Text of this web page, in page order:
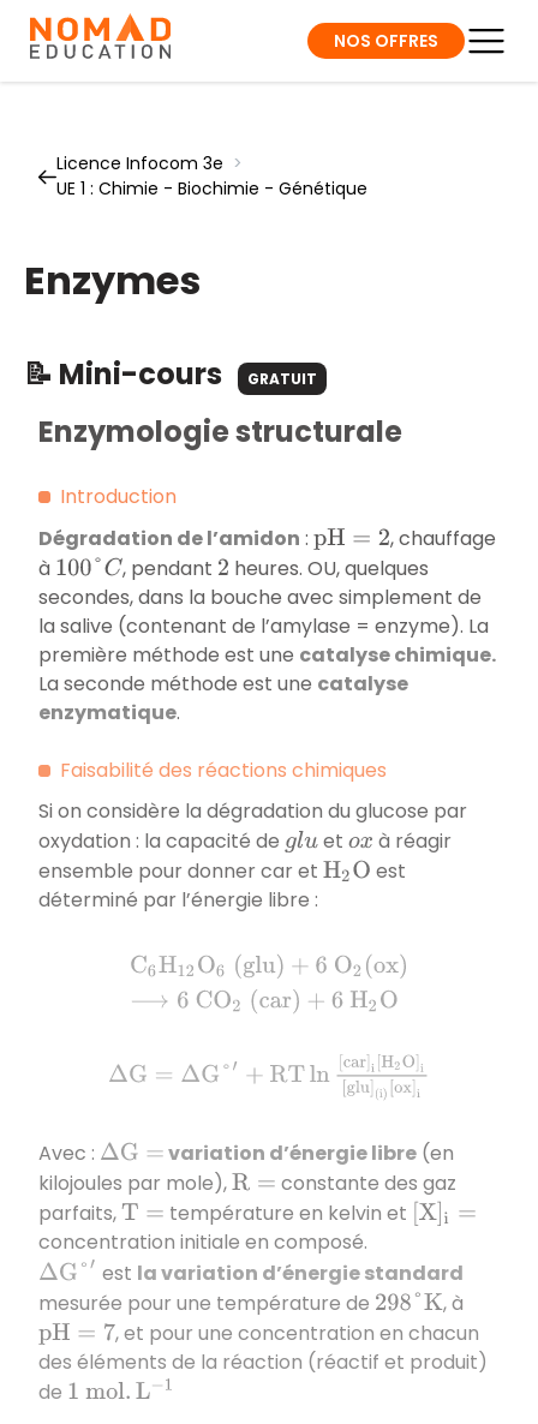
NOS OFFRES
Licence Infocom 3e >
UE 1 : Chimie - Biochimie - Génétique
Enzymes
📝 Mini-cours GRATUIT
Enzymologie structurale
Introduction
Dégradation de l’amidon : pH=2
, chauffage
à 100°C , pendant 2 heures. OU, quelques
secondes, dans la bouche avec simplement de
la salive (contenant de l’amylase = enzyme). La
première méthode est une catalyse chimique.
La seconde méthode est une catalyse
enzymatique.
Faisabilité des réactions chimiques
Si on considère la dégradation du glucose par
oxydation : la capacité de gluet ox à réagir
ensemble pour donner car et H2O est
déterminé par l’énergie libre :
C6H12O6( glu)+6 O 2( ox)⟶6C
ΔG= ΔG °′+RTln [c ar]i[H2 O]i[glu](i)[
Avec : ΔG= variation d’énergie libre (en
kilojoules par mole),R=
constante des gaz
parfaits,T= température en kelvin et [X] =
concentration initiale en composé.
ΔG°′ est la variation d’énergie standard
mesurée pour une température de 298°K , à
pH=7
, et pour une concentration en chacun
des éléments de la réaction (réactif et produit)
de 1 mol.L−1